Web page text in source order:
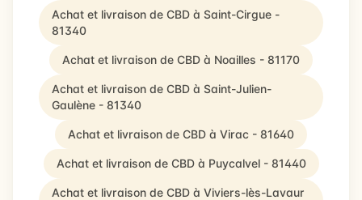
Achat et livraison de CBD à Saint-Cirgue -
81340
Achat et livraison de CBD à Noailles - 81170
Achat et livraison de CBD à Saint-Julien-
Gaulène - 81340
Achat et livraison de CBD à Virac - 81640
Achat et livraison de CBD à Puycalvel - 81440
Achat et livraison de CBD à Viviers-lès-Lavaur